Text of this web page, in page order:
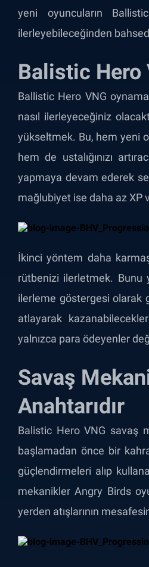
yeni oyuncuların
ilerleyebileceğinden
Balistic Hero
Ballistic Hero VNG
nasıl ilerleyeceğiniz
yükseltmek. Bu, hem yeni
hem de ustalığınızı
yapmaya devam ederek
mağlubiyet ise daha az XP
İkinci yöntem daha
rütbenizi ilerletmek. Bunu
ilerleme göstergesi olarak
atlayarak
yalnızca para ödeyenler
Savaş
Anahtarıdır
Balistic Hero VNG savaş
başlamadan önce bir
güçlendirmeleri alıp
mekanikler Angry Birds
yerden atışlarının